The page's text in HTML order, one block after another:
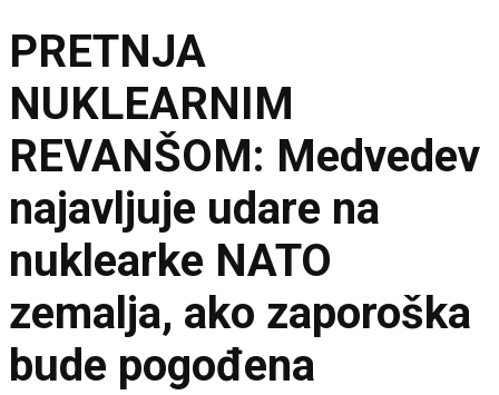
PRETNJA
NUKLEARNIM
REVANŠOM: Medvedev
najavljuje udare na
nuklearke NATO
zemalja, ako zaporoška
bude pogođena